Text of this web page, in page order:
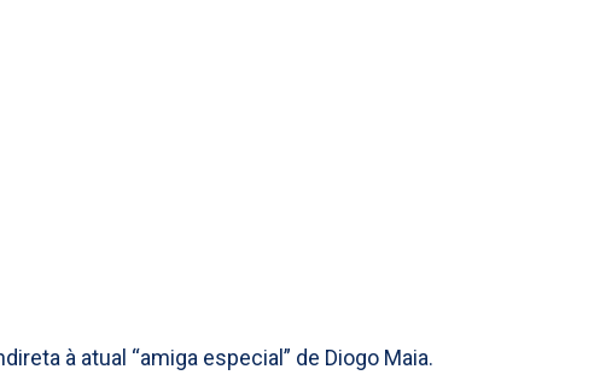
à atual “amiga especial” de Diogo Maia.